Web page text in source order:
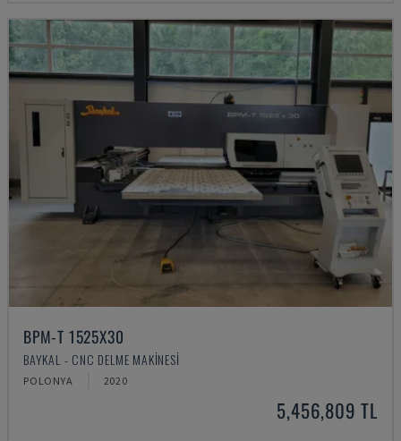
BPM-T 1525X30
BAYKAL - CNC DELME MAKINESI
POLONYA 2020
5,456,809 TL